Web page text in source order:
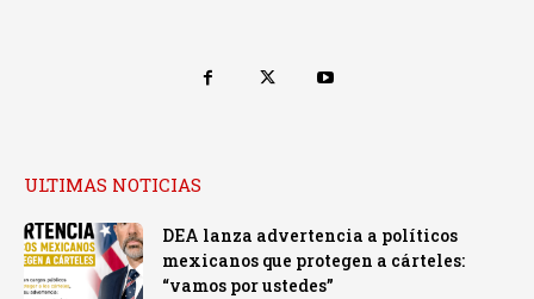
ULTIMAS NOTICIAS
DEA lanza advertencia a políticos
mexicanos que protegen a cárteles:
“vamos por ustedes”